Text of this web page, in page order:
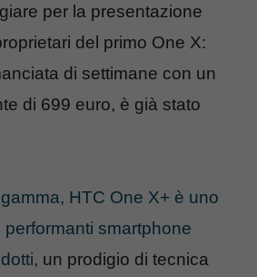
per la presentazione
del primo One X:
di settimane con un
di 699 euro, è già stato
HTC One X+ è uno
smartphone
, un prodigio di tecnica